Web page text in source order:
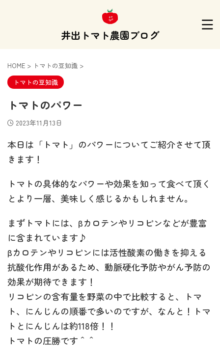
井出トマト農園ブログ
HOME > トマトの豆知識 >
トマトの豆知識
トマトのパワー
2023年11月13日
本日は「トマト」のパワーについてご紹介させて頂
きます！
トマトの具体的なパワーや効果を知って食べて頂く
とより一層、美味しく感じるかもしれません。
まずトマトには、βカロテンやリコピンなどが豊富
に含まれています♪
βカロテンやリコピンには活性酸素の働きを抑える
抗酸化作用があるため、動脈硬化予防やがん予防の
効果が期待できます！
リコピンの含有量を野菜の中で比較すると、トマ
ト、にんじんの順番で多いのですが、なんと！トマ
トとにんじんは約118倍！！
トマトの圧勝です＾＾